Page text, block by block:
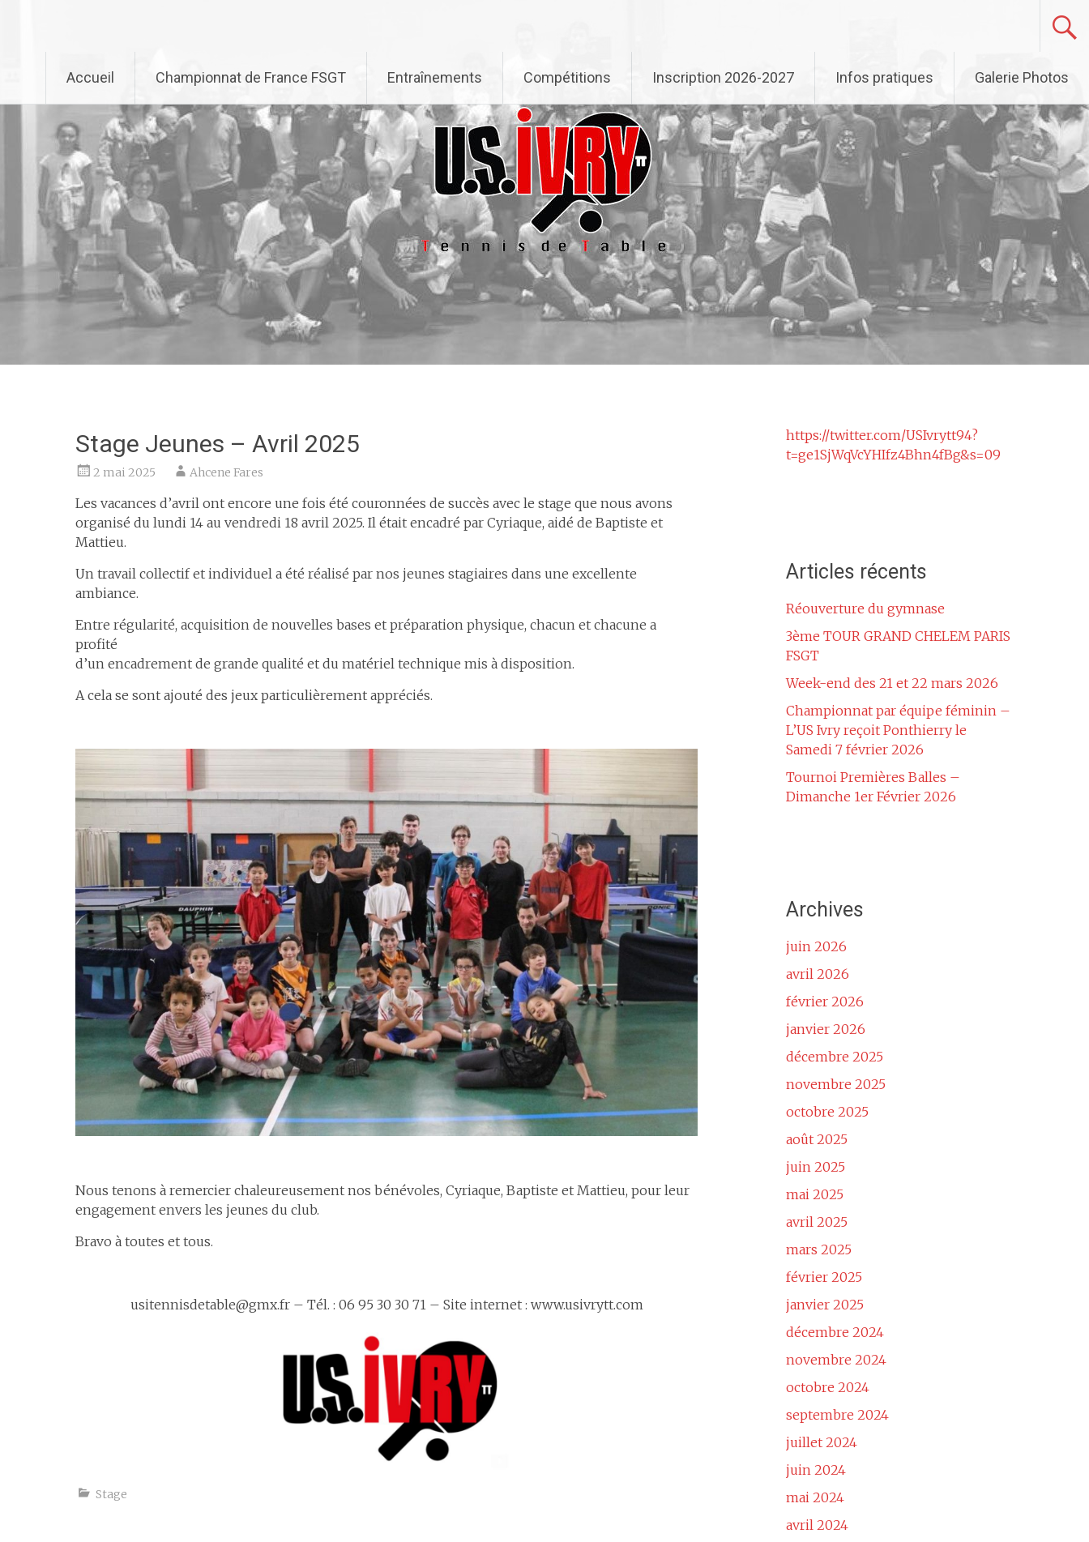
contenu
Accueil Championnat de France FSGT Entraînements Compétitions Inscription 2026-2027 Infos pratiques Galerie Photos
Stage Jeunes – Avril 2025
2 mai 2025 Ahcene Fares
Les vacances d’avril ont encore une fois été couronnées de succès avec le stage que nous avons
organisé du lundi 14 au vendredi 18 avril 2025. Il était encadré par Cyriaque, aidé de Baptiste et
Mattieu.
Un travail collectif et individuel a été réalisé par nos jeunes stagiaires dans une excellente
ambiance.
Entre régularité, acquisition de nouvelles bases et préparation physique, chacun et chacune a
profité
d’un encadrement de grande qualité et du matériel technique mis à disposition.
A cela se sont ajouté des jeux particulièrement appréciés.
Nous tenons à remercier chaleureusement nos bénévoles, Cyriaque, Baptiste et Mattieu, pour leur
engagement envers les jeunes du club.
Bravo à toutes et tous.
usitennisdetable@gmx.fr – Tél. : 06 95 30 30 71 – Site internet : www.usivrytt.com
Stage
https://twitter.com/USIvrytt94?
t=ge1SjWqVcYHIfz4Bhn4fBg&s=09
Articles récents
Réouverture du gymnase
3ème TOUR GRAND CHELEM PARIS
FSGT
Week-end des 21 et 22 mars 2026
Championnat par équipe féminin –
L’US Ivry reçoit Ponthierry le
Samedi 7 février 2026
Tournoi Premières Balles –
Dimanche 1er Février 2026
Archives
juin 2026
avril 2026
février 2026
janvier 2026
décembre 2025
novembre 2025
octobre 2025
août 2025
juin 2025
mai 2025
avril 2025
mars 2025
février 2025
janvier 2025
décembre 2024
novembre 2024
octobre 2024
septembre 2024
juillet 2024
juin 2024
mai 2024
avril 2024